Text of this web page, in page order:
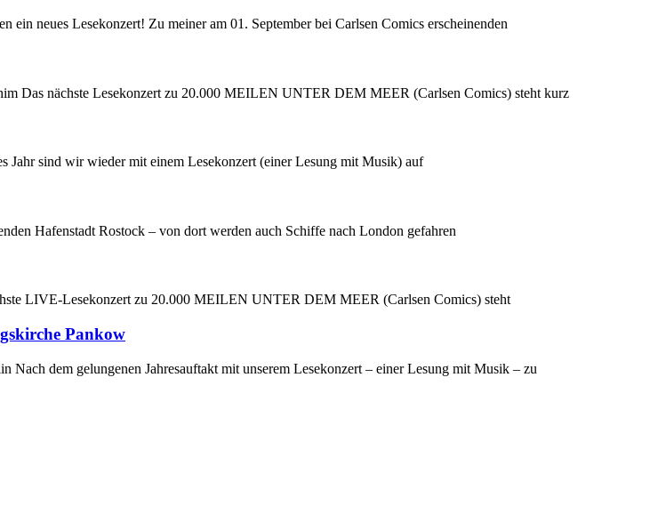
neues Lesekonzert! Zu meiner am 01. September bei Carlsen Comics erscheinenden
Das nächste Lesekonzert zu 20.000 MEILEN UNTER DEM MEER (Carlsen Comics) steht kurz
sind wir wieder mit einem Lesekonzert (einer Lesung mit Musik) auf
Hafenstadt Rostock – von dort werden auch Schiffe nach London gefahren
LIVE-Lesekonzert zu 20.000 MEILEN UNTER DEM MEER (Carlsen Comics) steht
Pankow
dem gelungenen Jahresauftakt mit unserem Lesekonzert – einer Lesung mit Musik – zu